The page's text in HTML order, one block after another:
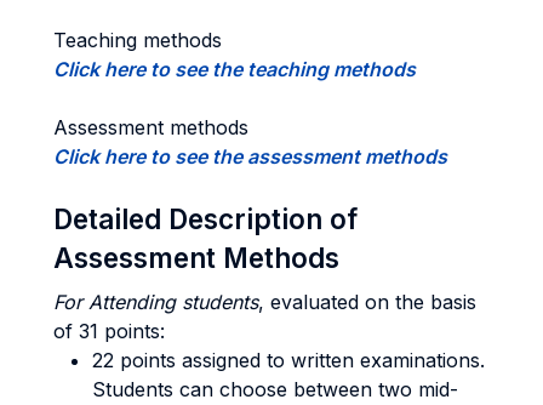
Teaching methods
Click here to see the teaching methods
Assessment methods
Click here to see the assessment methods
Detailed Description of
Assessment Methods
For Attending students, evaluated on the basis
of 31 points:
22 points assigned to written examinations.
Students can choose between two mid-